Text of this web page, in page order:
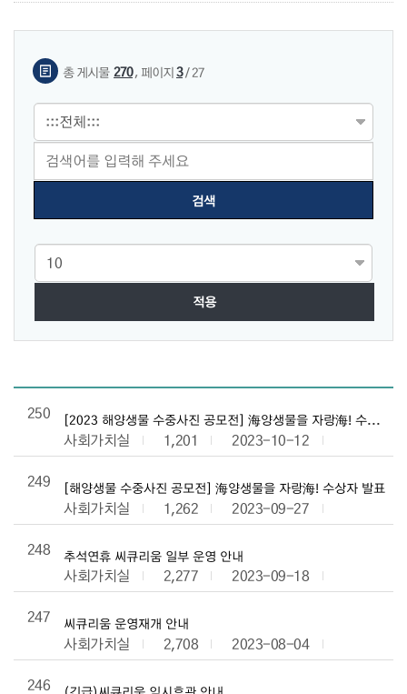
게시물 검색
총 게시물 270, 페이지3/ 27
적용
일반공지 목록으로 번호, 제목, 작성자, 조회수,등록일, 첨부파일로
250
[2023 해양생물 수중사진 공모전] 海양생물을 자랑海! 수상작
사회가치실 1,201
2023-10-12
249
[해양생물 수중사진 공모전] 海양생물을 자랑海! 수상자 발표
사회가치실 1,262
2023-09-27
248
추석연휴 씨큐리움 일부 운영 안내
사회가치실 2,277
2023-09-18
247
씨큐리움 운영재개 안내
사회가치실 2,708
2023-08-04
246